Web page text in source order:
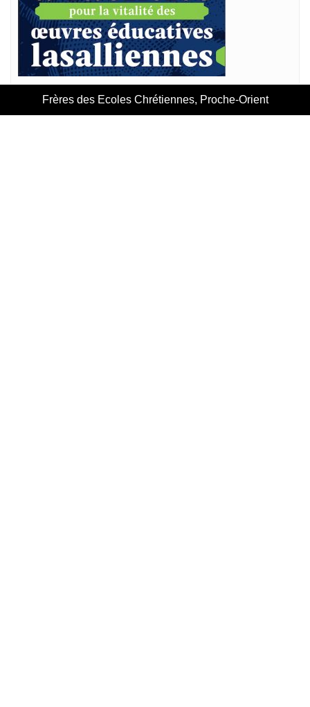
Frères des Ecoles Chrétiennes, Proche-Orient